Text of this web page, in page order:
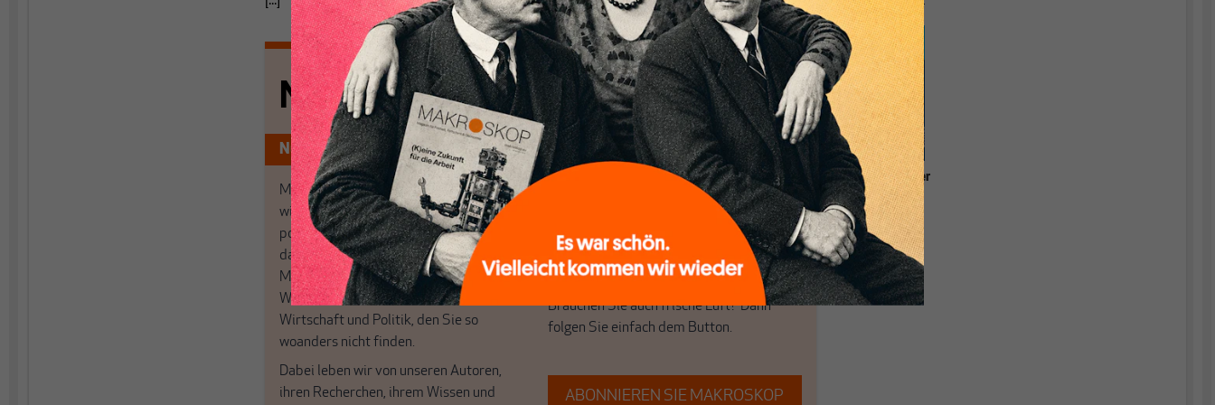
Nichts schreibt sich von allein!
Nur für Abonnenten
MAKROSKOP analysiert
wirtschaftspolitische Themen aus einer
postkeynesianischen Perspektive und ist
damit in Deutschland einzigartig.
MAKROSKOP steht für das große Ganze.
Wir haben einen Blick auf Geld,
Wirtschaft und Politik, den Sie so
woanders nicht finden.
Dabei leben wir von unseren Autoren,
ihren Recherchen, ihrem Wissen und
Wir verlassen die journalistische
Filterblase, in der sich viele eingerichtet
haben. Wir öffnen Fenster und bringen
frische Luft in die engen und verstaubten
Debattenräume.
Brauchen Sie auch frische Luft? Dann
folgen Sie einfach dem Button.
ABONNIEREN SIE MAKROSKOP
Grundlagen einer
relevanten
Ökonomik